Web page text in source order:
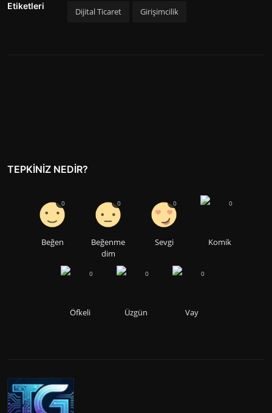
Etiketleri
Dijital Ticaret Girişimcilik
TEPKINIZ NEDIR?
Beğen
0
Beğenme
dim
0
Sevgi
0
Komik
0
Öfkeli
0
Üzgün
0
Vay
0